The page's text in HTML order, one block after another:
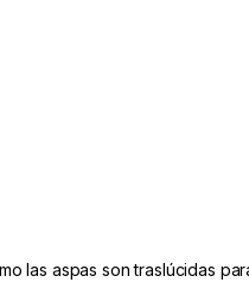
las aspas son traslúcidas